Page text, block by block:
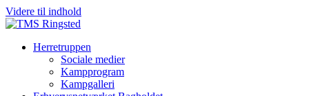
Videre til indhold
Herretruppen
Sociale medier
Kampprogram
Kampgalleri